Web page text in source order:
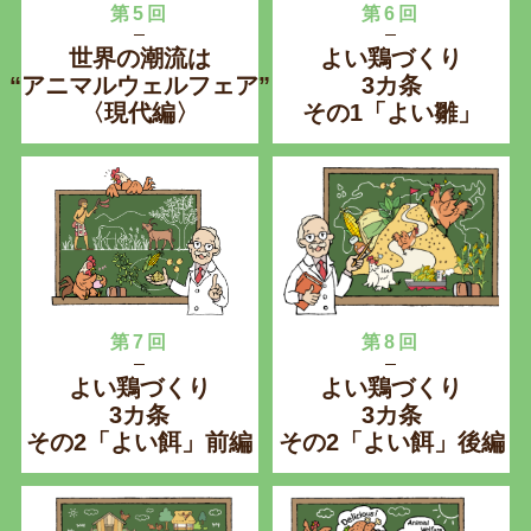
第5回
世界の潮流は
“アニマルウェルフェア”
〈現代編〉
第6回
よい鶏づくり
3カ条
その1「よい雛」
第7回
よい鶏づくり
3カ条
その2「よい餌」前編
第8回
よい鶏づくり
3カ条
その2「よい餌」後編